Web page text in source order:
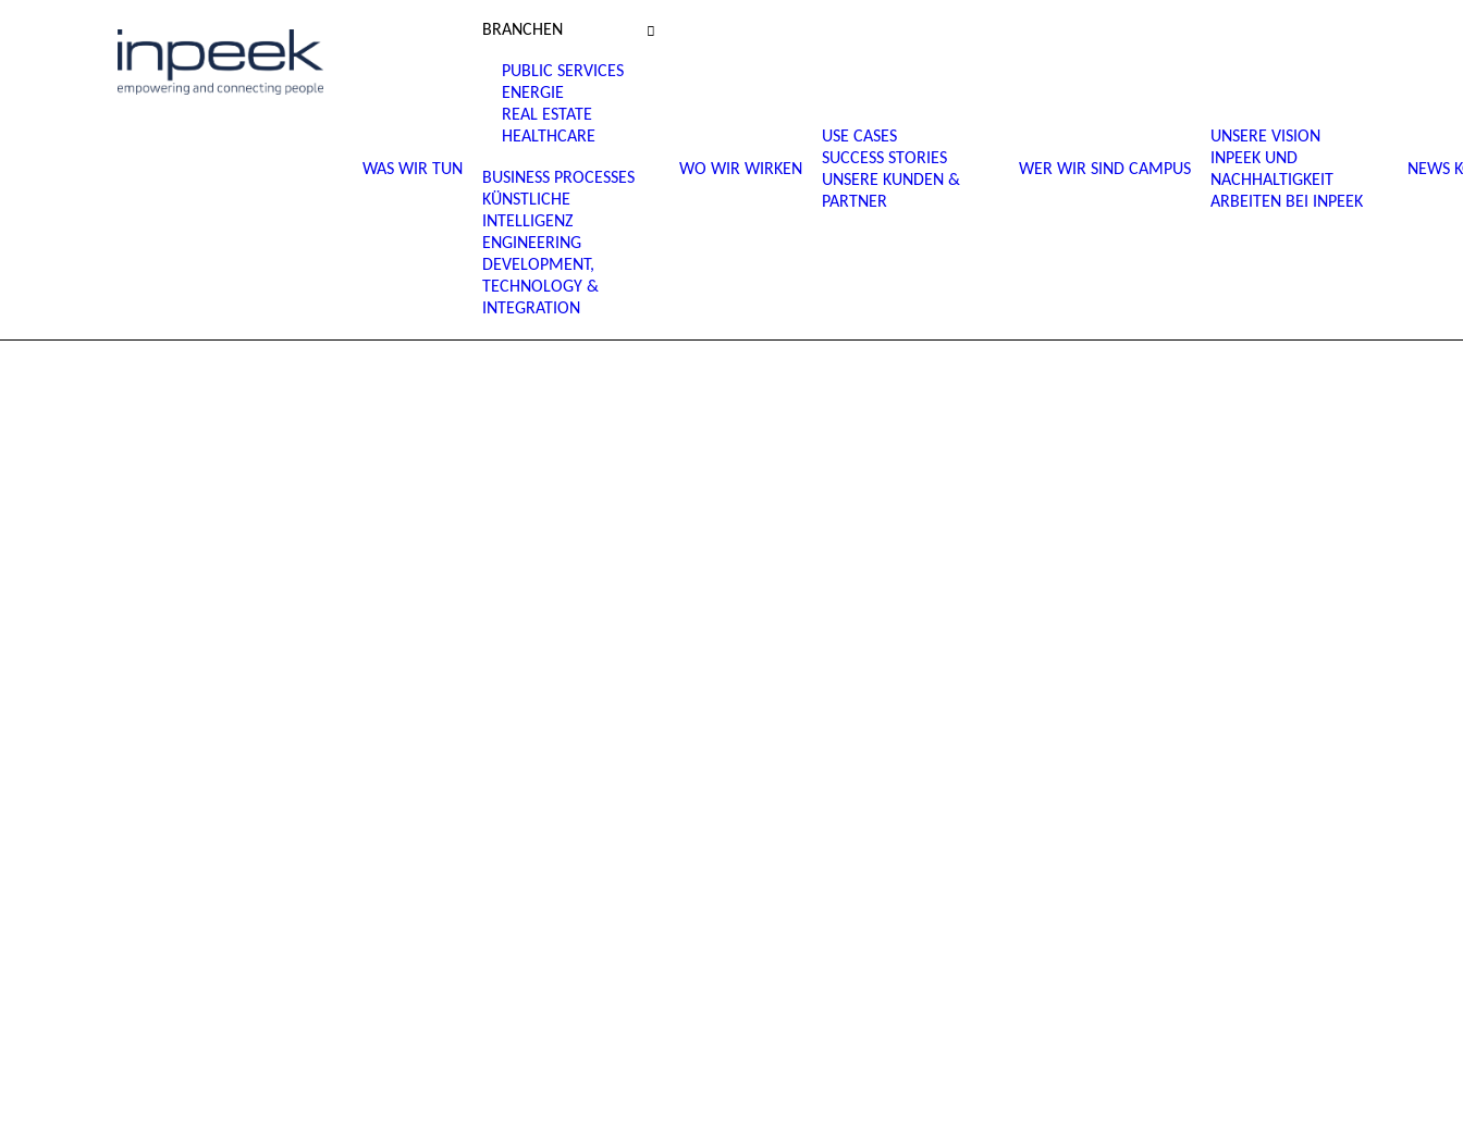
WAS WIR TUN
BRANCHEN
PUBLIC SERVICES
ENERGIE
REAL ESTATE
HEALTHCARE
BUSINESS PROCESSES
KÜNSTLICHE
INTELLIGENZ
ENGINEERING
DEVELOPMENT,
TECHNOLOGY &
INTEGRATION
WO WIR WIRKEN
USE CASES
SUCCESS STORIES
UNSERE KUNDEN &
PARTNER
WER WIR SIND CAMPUS
UNSERE VISION
INPEEK UND
NACHHALTIGKEIT
ARBEITEN BEI INPEEK
NEWS